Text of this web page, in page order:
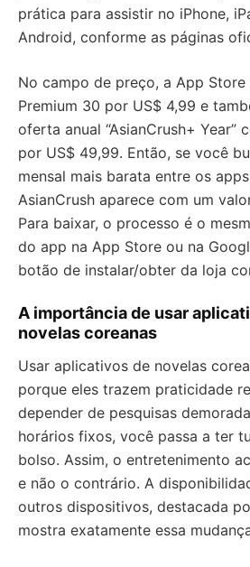
prática para assistir no iPhone,
Android, conforme as páginas
No campo de preço, a App Store
Premium 30 por US$ 4,99 e
oferta anual “AsianCrush+ Year”
por US$ 49,99. Então, se você
mensal mais barata entre os
AsianCrush aparece com um
Para baixar, o processo é o
do app na App Store ou na
botão de instalar/obter da loja
A importância de usar
novelas coreanas
Usar aplicativos de novelas
porque eles trazem praticidade
depender de pesquisas
horários fixos, você passa a ter
bolso. Assim, o entretenimento
e não o contrário. A
outros dispositivos, destacada
mostra exatamente essa